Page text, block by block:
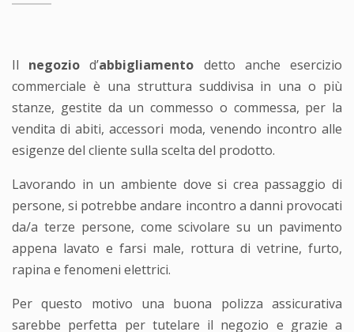
Il negozio d’abbigliamento detto anche esercizio
commerciale è una struttura suddivisa in una o più
stanze, gestite da un commesso o commessa, per la
vendita di abiti, accessori moda, venendo incontro alle
esigenze del cliente sulla scelta del prodotto.
Lavorando in un ambiente dove si crea passaggio di
persone, si potrebbe andare incontro a danni provocati
da/a terze persone, come scivolare su un pavimento
appena lavato e farsi male, rottura di vetrine, furto,
rapina e fenomeni elettrici.
Per questo motivo una buona polizza assicurativa
sarebbe perfetta per tutelare il negozio e grazie a